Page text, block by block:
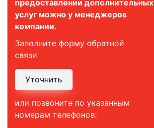
предоставлении дополнительных
услуг можно у менеджеров
компании.
Заполните форму обратной
связи
Уточнить
или позвоните по указанным
номерам телефонов: